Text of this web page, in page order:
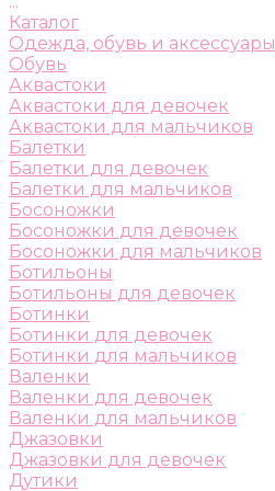
Каталог
Одежда, обувь и аксессуары
Обувь
Аквастоки
Аквастоки для девочек
Аквастоки для мальчиков
Балетки
Балетки для девочек
Балетки для мальчиков
Босоножки
Босоножки для девочек
Босоножки для мальчиков
Ботильоны
Ботильоны для девочек
Ботинки
Ботинки для девочек
Ботинки для мальчиков
Валенки
Валенки для девочек
Валенки для мальчиков
Джазовки
Джазовки для девочек
Дутики